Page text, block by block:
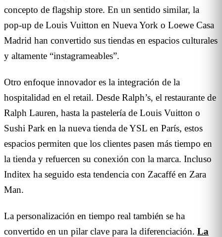
concepto de flagship store. En un sentido similar, la
pop-up de Louis Vuitton en Nueva York o Loewe Casa
Madrid han convertido sus tiendas en espacios culturales
y altamente “instagrameables”.
Otro enfoque innovador es la integración de la
hospitalidad en el retail. Desde Ralph’s, el restaurante de
Ralph Lauren, hasta la pastelería de Louis Vuitton o
Sushi Park en la nueva tienda de YSL en París, estos
espacios permiten que los clientes pasen más tiempo en
la tienda y refuercen su conexión con la marca. Incluso
Inditex ha seguido esta tendencia con Zacaffé en Zara
Man.
La personalización en tiempo real también se ha
convertido en un pilar clave para la diferenciación. La